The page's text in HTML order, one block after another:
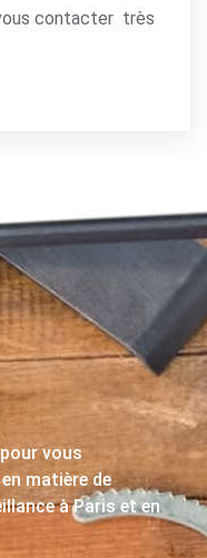
contacter très
vous
matière de
à Paris et en